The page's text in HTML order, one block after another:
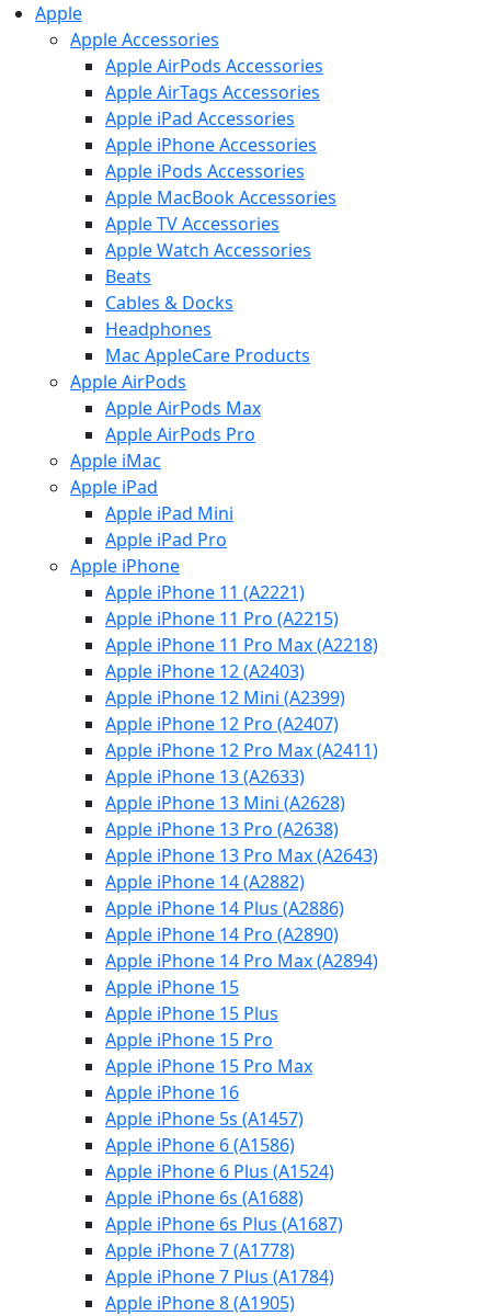
Apple
Apple Accessories
Apple AirPods Accessories
Apple AirTags Accessories
Apple iPad Accessories
Apple iPhone Accessories
Apple iPods Accessories
Apple MacBook Accessories
Apple TV Accessories
Apple Watch Accessories
Beats
Cables & Docks
Headphones
Mac AppleCare Products
Apple AirPods
Apple AirPods Max
Apple AirPods Pro
Apple iMac
Apple iPad
Apple iPad Mini
Apple iPad Pro
Apple iPhone
Apple iPhone 11 (A2221)
Apple iPhone 11 Pro (A2215)
Apple iPhone 11 Pro Max (A2218)
Apple iPhone 12 (A2403)
Apple iPhone 12 Mini (A2399)
Apple iPhone 12 Pro (A2407)
Apple iPhone 12 Pro Max (A2411)
Apple iPhone 13 (A2633)
Apple iPhone 13 Mini (A2628)
Apple iPhone 13 Pro (A2638)
Apple iPhone 13 Pro Max (A2643)
Apple iPhone 14 (A2882)
Apple iPhone 14 Plus (A2886)
Apple iPhone 14 Pro (A2890)
Apple iPhone 14 Pro Max (A2894)
Apple iPhone 15
Apple iPhone 15 Plus
Apple iPhone 15 Pro
Apple iPhone 15 Pro Max
Apple iPhone 16
Apple iPhone 5s (A1457)
Apple iPhone 6 (A1586)
Apple iPhone 6 Plus (A1524)
Apple iPhone 6s (A1688)
Apple iPhone 6s Plus (A1687)
Apple iPhone 7 (A1778)
Apple iPhone 7 Plus (A1784)
Apple iPhone 8 (A1905)